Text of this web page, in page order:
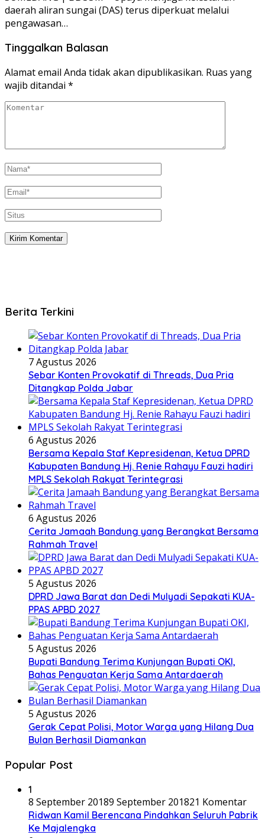
daerah aliran sungai (DAS) terus diperkuat melalui
pengawasan…
Tinggalkan Balasan
Alamat email Anda tidak akan dipublikasikan. Ruas yang
wajib ditandai *
Berita Terkini
7 Agustus 2026
Sebar Konten Provokatif di Threads, Dua Pria
Ditangkap Polda Jabar
6 Agustus 2026
Bersama Kepala Staf Kepresidenan, Ketua DPRD
Kabupaten Bandung Hj. Renie Rahayu Fauzi hadiri
MPLS Sekolah Rakyat Terintegrasi
6 Agustus 2026
Cerita Jamaah Bandung yang Berangkat Bersama
Rahmah Travel
5 Agustus 2026
DPRD Jawa Barat dan Dedi Mulyadi Sepakati KUA-
PPAS APBD 2027
5 Agustus 2026
Bupati Bandung Terima Kunjungan Bupati OKI,
Bahas Penguatan Kerja Sama Antardaerah
5 Agustus 2026
Gerak Cepat Polisi, Motor Warga yang Hilang Dua
Bulan Berhasil Diamankan
Popular Post
1
8 September 20189 September 201821 Komentar
Ridwan Kamil Berencana Pindahkan Seluruh Pabrik
Ke Majalengka